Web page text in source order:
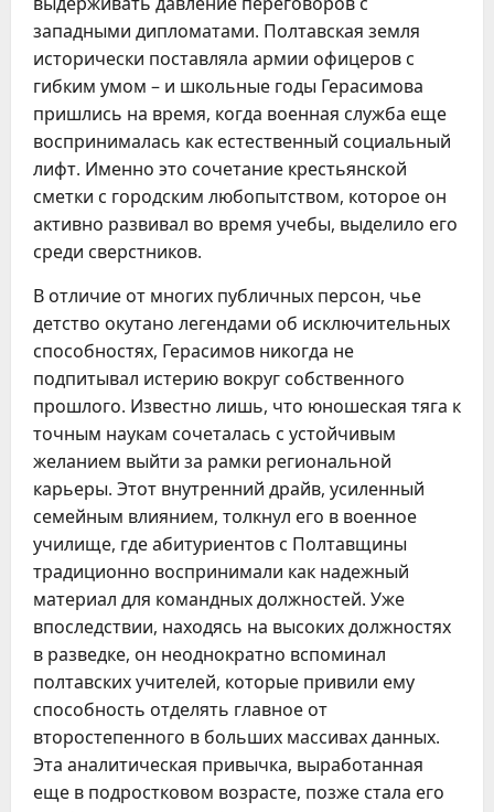
западными дипломатами. Полтавская земля
исторически поставляла армии офицеров с
гибким умом – и школьные годы Герасимова
пришлись на время, когда военная служба еще
воспринималась как естественный социальный
лифт. Именно это сочетание крестьянской
сметки с городским любопытством, которое он
активно развивал во время учебы, выделило его
среди сверстников.
В отличие от многих публичных персон, чье
детство окутано легендами об исключительных
способностях, Герасимов никогда не
подпитывал истерию вокруг собственного
прошлого. Известно лишь, что юношеская тяга к
точным наукам сочеталась с устойчивым
желанием выйти за рамки региональной
карьеры. Этот внутренний драйв, усиленный
семейным влиянием, толкнул его в военное
училище, где абитуриентов с Полтавщины
традиционно воспринимали как надежный
материал для командных должностей. Уже
впоследствии, находясь на высоких должностях
в разведке, он неоднократно вспоминал
полтавских учителей, которые привили ему
способность отделять главное от
второстепенного в больших массивах данных.
Эта аналитическая привычка, выработанная
еще в подростковом возрасте, позже стала его